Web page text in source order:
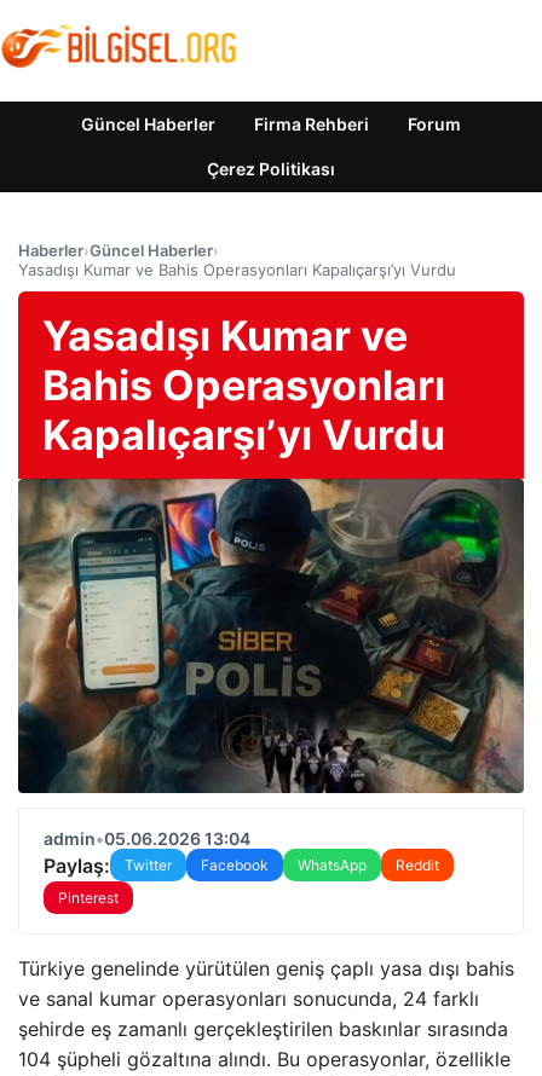
Güncel Haberler Firma Rehberi Forum
Çerez Politikası
Haberler›Güncel Haberler›
Yasadışı Kumar ve Bahis Operasyonları Kapalıçarşı’yı Vurdu
Yasadışı Kumar ve
Bahis Operasyonları
Kapalıçarşı’yı Vurdu
admin•05.06.2026 13:04
Paylaş: Twitter Facebook WhatsApp
Reddit
Pinterest
Türkiye genelinde yürütülen geniş çaplı yasa dışı bahis
ve sanal kumar operasyonları sonucunda, 24 farklı
şehirde eş zamanlı gerçekleştirilen baskınlar sırasında
104 şüpheli gözaltına alındı. Bu operasyonlar, özellikle